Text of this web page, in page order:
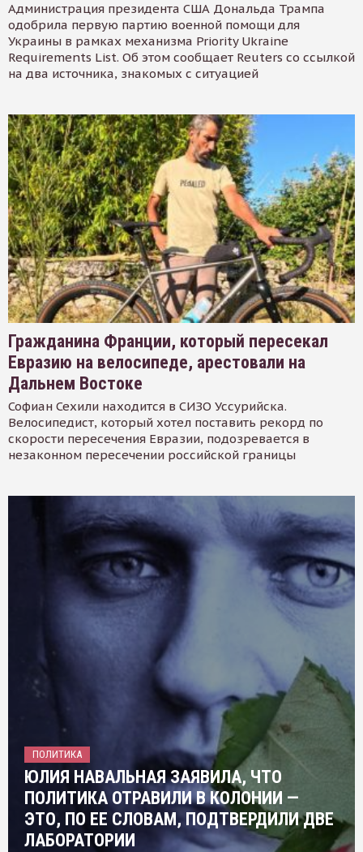
Администрация президента США Дональда Трампа
одобрила первую партию военной помощи для
Украины в рамках механизма Priority Ukraine
Requirements List. Об этом сообщает Reuters со ссылкой
на два источника, знакомых с ситуацией
Гражданина Франции, который пересекал
Евразию на велосипеде, арестовали на
Дальнем Востоке
Софиан Сехили находится в СИЗО Уссурийска.
Велосипедист, который хотел поставить рекорд по
скорости пересечения Евразии, подозревается в
незаконном пересечении российской границы
ПОЛИТИКА
ЮЛИЯ НАВАЛЬНАЯ ЗАЯВИЛА, ЧТО
ПОЛИТИКА ОТРАВИЛИ В КОЛОНИИ —
ЭТО, ПО ЕЕ СЛОВАМ, ПОДТВЕРДИЛИ ДВЕ
ЛАБОРАТОРИИ